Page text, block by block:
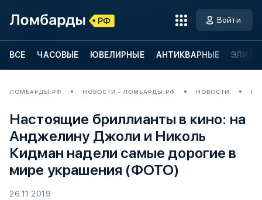
Войти
ВСЕ ЧАСОВЫЕ ЮВЕЛИРНЫЕ АНТИКВАРНЫЕ
ЛОМБАРДЫ.РФ НОВОСТИ - ЛОМБАРДЫ.РФ НОВОСТИ
Настоящие бриллианты в кино: на
Анджелину Джоли и Николь
Кидман надели самые дорогие в
мире украшения (ФОТО)
26.11.2019